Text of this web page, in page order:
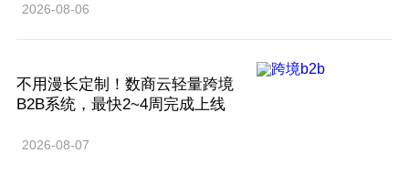
2026-08-06
不用漫长定制！数商云轻量跨境
B2B系统，最快2~4周完成上线
2026-08-07